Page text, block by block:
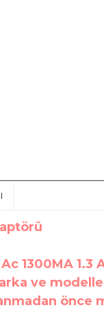
1300MA 1.3
ve
önce